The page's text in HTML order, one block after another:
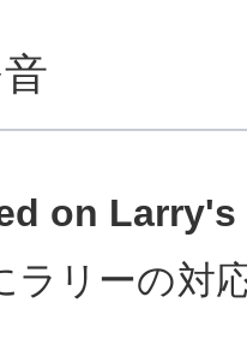
on Larry's
ラリーの対